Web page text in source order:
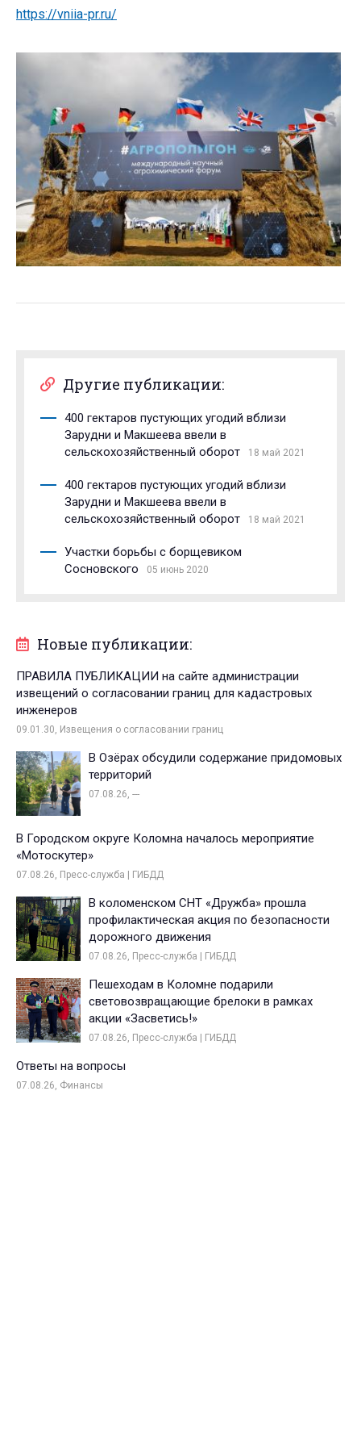
https://vniia-pr.ru/
Другие публикации:
400 гектаров пустующих угодий вблизи
Зарудни и Макшеева ввели в
сельскохозяйственный оборот
18 май 2021
400 гектаров пустующих угодий вблизи
Зарудни и Макшеева ввели в
сельскохозяйственный оборот
18 май 2021
Участки борьбы с борщевиком
Сосновского
05 июнь 2020
Новые публикации:
ПРАВИЛА ПУБЛИКАЦИИ на сайте администрации
извещений о согласовании границ для кадастровых
инженеров
09.01.30, Извещения о согласовании границ
В Озёрах обсудили содержание придомовых
территорий
07.08.26, ---
В Городском округе Коломна началось мероприятие
«Мотоскутер»
07.08.26, Пресс-служба | ГИБДД
В коломенском СНТ «Дружба» прошла
профилактическая акция по безопасности
дорожного движения
07.08.26, Пресс-служба | ГИБДД
Пешеходам в Коломне подарили
световозвращающие брелоки в рамках
акции «Засветись!»
07.08.26, Пресс-служба | ГИБДД
Ответы на вопросы
07.08.26, Финансы